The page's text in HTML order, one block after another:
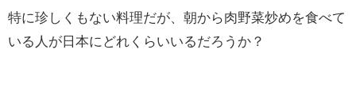
特に珍しくもない料理だが、朝から肉野菜炒めを食べて
いる人が日本にどれくらいいるだろうか？